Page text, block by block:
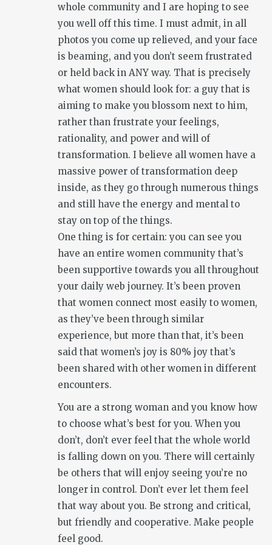
whole community and I are hoping to see
you well off this time. I must admit, in all
photos you come up relieved, and your face
is beaming, and you don’t seem frustrated
or held back in ANY way. That is precisely
what women should look for: a guy that is
aiming to make you blossom next to him,
rather than frustrate your feelings,
rationality, and power and will of
transformation. I believe all women have a
massive power of transformation deep
inside, as they go through numerous things
and still have the energy and mental to
stay on top of the things.
One thing is for certain: you can see you
have an entire women community that’s
been supportive towards you all throughout
your daily web journey. It’s been proven
that women connect most easily to women,
as they’ve been through similar
experience, but more than that, it’s been
said that women’s joy is 80% joy that’s
been shared with other women in different
encounters.
You are a strong woman and you know how
to choose what’s best for you. When you
don’t, don’t ever feel that the whole world
is falling down on you. There will certainly
be others that will enjoy seeing you’re no
longer in control. Don’t ever let them feel
that way about you. Be strong and critical,
but friendly and cooperative. Make people
feel good.